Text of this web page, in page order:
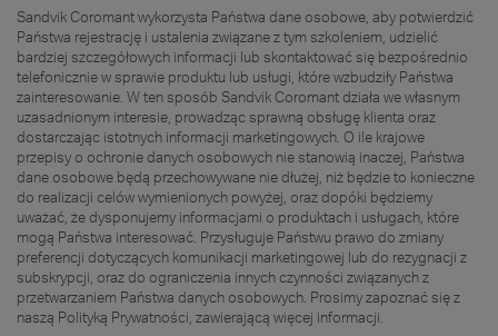
Sandvik Coromant wykorzysta Państwa dane osobowe, aby potwierdzić
Państwa rejestrację i ustalenia związane z tym szkoleniem, udzielić
bardziej szczegółowych informacji lub skontaktować się bezpośrednio
telefonicznie w sprawie produktu lub usługi, które wzbudziły Państwa
zainteresowanie. W ten sposób Sandvik Coromant działa we własnym
uzasadnionym interesie, prowadząc sprawną obsługę klienta oraz
dostarczając istotnych informacji marketingowych. O ile krajowe
przepisy o ochronie danych osobowych nie stanowią inaczej, Państwa
dane osobowe będą przechowywane nie dłużej, niż będzie to konieczne
do realizacji celów wymienionych powyżej, oraz dopóki będziemy
uważać, że dysponujemy informacjami o produktach i usługach, które
mogą Państwa interesować. Przysługuje Państwu prawo do zmiany
preferencji dotyczących komunikacji marketingowej lub do rezygnacji z
subskrypcji, oraz do ograniczenia innych czynności związanych z
przetwarzaniem Państwa danych osobowych. Prosimy zapoznać się z
naszą Polityką Prywatności, zawierającą więcej informacji.